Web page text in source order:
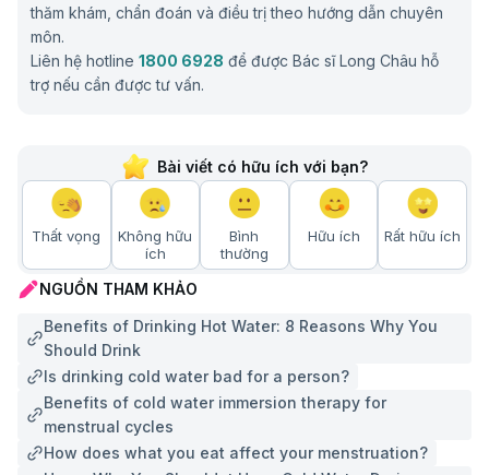
thăm khám, chẩn đoán và điều trị theo hướng dẫn chuyên
môn.
Liên hệ hotline 1800 6928 để được Bác sĩ Long Châu hỗ
trợ nếu cần được tư vấn.
Bài viết có hữu ích với bạn?
Thất vọng
Không hữu
ích
Bình
thường
Hữu ích Rất hữu ích
NGUỒN THAM KHẢO
Benefits of Drinking Hot Water: 8 Reasons Why You
Should Drink
Is drinking cold water bad for a person?
Benefits of cold water immersion therapy for
menstrual cycles
How does what you eat affect your menstruation?